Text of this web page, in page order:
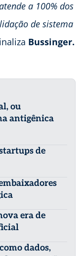
a 100% dos
de sistema
Bussinger.
ou
antigênica
de
era de
dados,